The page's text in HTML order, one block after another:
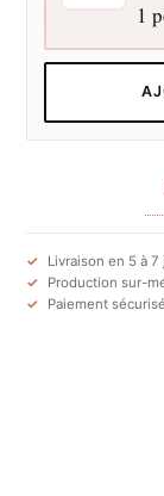
1
Livraison en 5 à
Production sur-
Paiement